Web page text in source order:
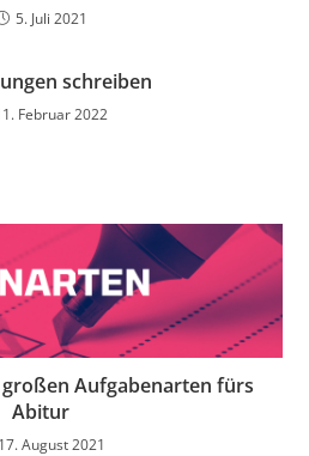
5. Juli 2021
schreiben
Februar 2022
Aufgabenarten fürs
Abitur
17. August 2021